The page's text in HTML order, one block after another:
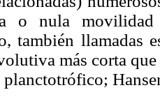
o nula
también llamadas
más corta
planctotrófico;